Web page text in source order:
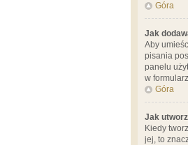
Góra
Jak
Aby
pisania
panelu
w
Góra
Jak
Kiedy
jej, to